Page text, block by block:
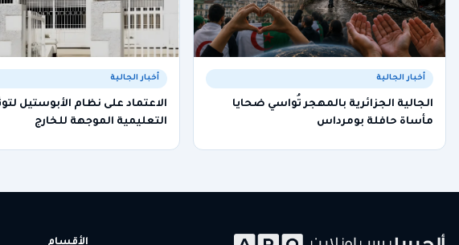
أخبار الجالية
الجالية الجزائرية بالمهجر تُواسي ضحايا
مأساة حافلة بومرداس
أخبار الجالية
الاعتماد على نظام الأبوستيل
التعليمية الموجهة للخارج
الأقسام